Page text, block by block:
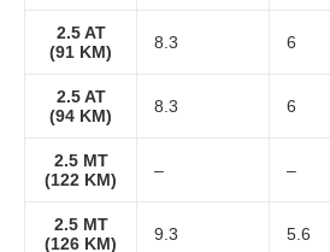
2.5 AT
(91 KM)
8.3 6
2.5 AT
(94 KM)
8.3 6
2.5 MT
(122 KM)
– –
2.5 MT
(126 KM)
9.3 5.6